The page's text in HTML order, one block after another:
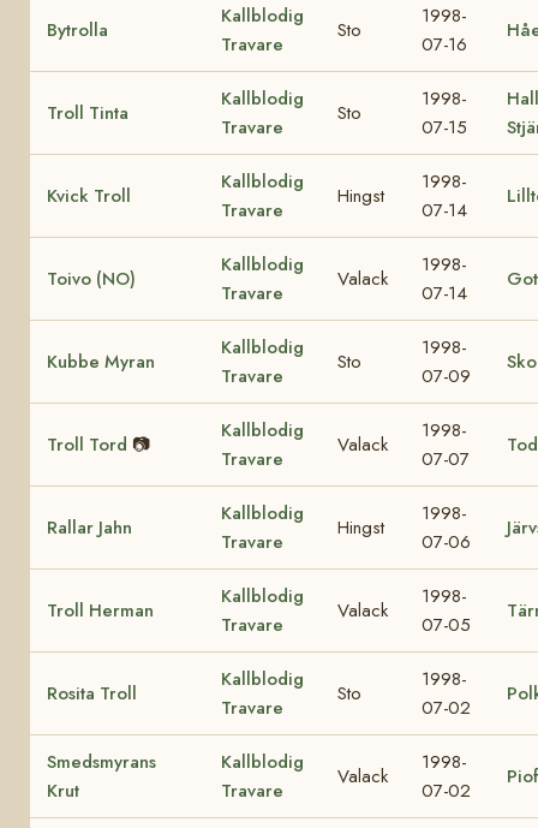
Bytrolla
Kallblodig
Travare
Sto
1998-
07-16
Troll Tinta
Kallblodig
Travare
Sto
1998-
07-15
Kvick Troll
Kallblodig
Travare
Hingst
1998-
07-14
Toivo (NO)
Kallblodig
Travare
Valack
1998-
07-14
Kubbe Myran
Kallblodig
Travare
Sto
1998-
07-09
Troll Tord 📷
Kallblodig
Travare
Valack
1998-
07-07
Rallar Jahn
Kallblodig
Travare
Hingst
1998-
07-06
Troll Herman
Kallblodig
Travare
Valack
1998-
07-05
Rosita Troll
Kallblodig
Travare
Sto
1998-
07-02
Smedsmyrans
Krut
Kallblodig
Travare
Valack
1998-
07-02